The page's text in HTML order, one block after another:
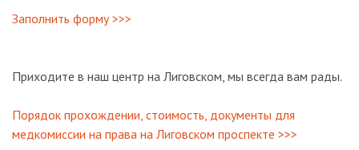
Заполнить форму >>>
Приходите в наш центр на Лиговском, мы всегда вам рады.
Порядок прохождении, стоимость, документы для
медкомиссии на права на Лиговском проспекте >>>